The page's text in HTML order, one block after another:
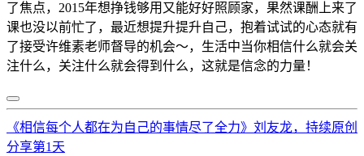
了焦点，2015年想挣钱够用又能好好照顾家，果然课酬上来了
课也没以前忙了，最近想提升提升自己，抱着试试的心态就有
了接受许维素老师督导的机会～，生活中当你相信什么就会关
注什么，关注什么就会得到什么，这就是信念的力量！
《相信每个人都在为自己的事情尽了全力》刘友龙，持续原创
分享第1天